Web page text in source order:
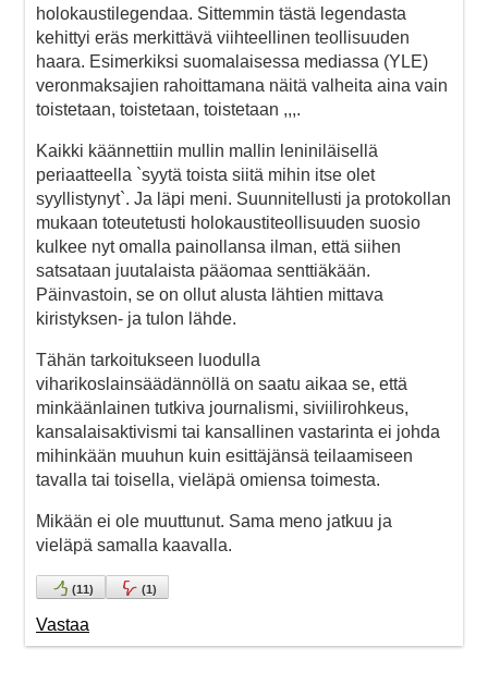
holokaustilegendaa. Sittemmin tästä legendasta
kehittyi eräs merkittävä viihteellinen teollisuuden
haara. Esimerkiksi suomalaisessa mediassa (YLE)
veronmaksajien rahoittamana näitä valheita aina vain
toistetaan, toistetaan, toistetaan ,,,.
Kaikki käännettiin mullin mallin leniniläisellä
periaatteella `syytä toista siitä mihin itse olet
syyllistynyt`. Ja läpi meni. Suunnitellusti ja protokollan
mukaan toteutetusti holokaustiteollisuuden suosio
kulkee nyt omalla painollansa ilman, että siihen
satsataan juutalaista pääomaa senttiäkään.
Päinvastoin, se on ollut alusta lähtien mittava
kiristyksen- ja tulon lähde.
Tähän tarkoitukseen luodulla
viharikoslainsäädännöllä on saatu aikaa se, että
minkäänlainen tutkiva journalismi, siviilirohkeus,
kansalaisaktivismi tai kansallinen vastarinta ei johda
mihinkään muuhun kuin esittäjänsä teilaamiseen
tavalla tai toisella, vieläpä omiensa toimesta.
Mikään ei ole muuttunut. Sama meno jatkuu ja
vieläpä samalla kaavalla.
(11) (1)
Vastaa